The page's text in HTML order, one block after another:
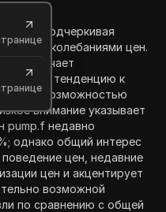
подчеркивая
и колебаниями цен.
получает
имеет тенденцию к
возможностью
внимание указывает
pump.f недавно
однако общий интерес
цен, недавние
цен и акцентирует
возможной
по сравнению с общей